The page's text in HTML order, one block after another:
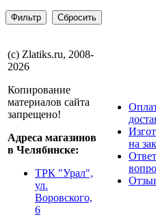
(с) Zlatiks.ru, 2008-
2026
Копирование
материалов сайта
запрещено!
Адреса магазинов
в Челябинске:
ТРК "Урал",
ул.
Воровского,
6
на